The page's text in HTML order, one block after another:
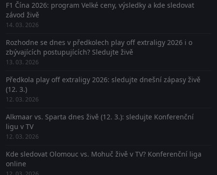
F1 Čína 2026: program Velké ceny, výsledky a kde sledovat
závod živě
14. 03. 2026
Rozhodne se dnes v předkolech play off extraligy 2026 i o
zbývajících postupujících? Sledujte živě
13. 03. 2026
Předkola play off extraligy 2026: sledujte dnešní zápasy živě
(12. 3.)
12. 03. 2026
Alkmaar vs. Sparta dnes živě (12. 3.): sledujte Konferenční
ligu v TV
12. 03. 2026
Kde sledovat Olomouc vs. Mohuč živě v TV? Konferenční liga
online